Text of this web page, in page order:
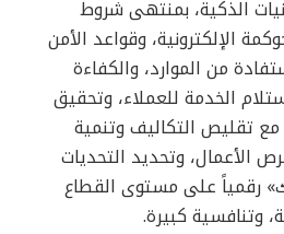
الذكية، بمنتهى شروط
الإلكترونية، وقواعد الأمن
من الموارد، والكفاءة
الخدمة للعملاء، وتحقيق
تقليص التكاليف وتنمية
الأعمال، وتحديد التحديات
رقمياً على مستوى القطاع
وتنافسية كبيرة.